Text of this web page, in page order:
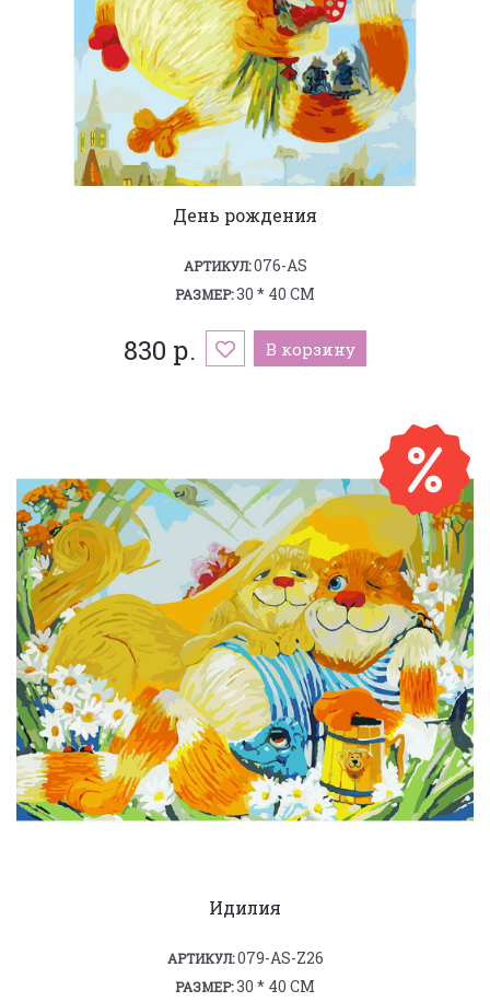
День рождения
АРТИКУЛ:076-AS
РАЗМЕР:30 * 40 СМ
830 р. В корзину
Идилия
АРТИКУЛ:079-AS-Z26
РАЗМЕР:30 * 40 СМ